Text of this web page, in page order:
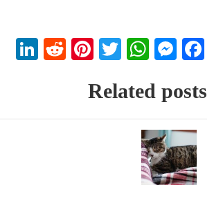
Facebook
Messenger
WhatsApp
Twitter
Pinterest
Related posts